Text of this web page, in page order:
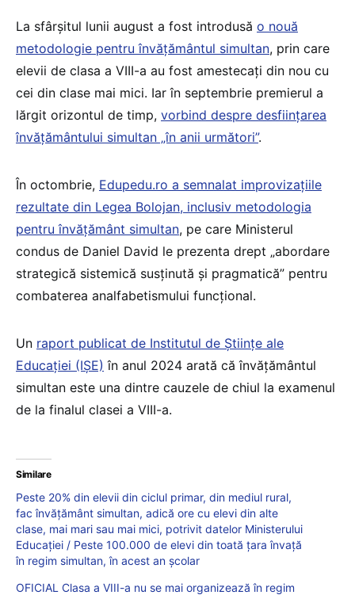
La sfârșitul lunii august a fost introdusă o nouă
metodologie pentru învățământul simultan, prin care
elevii de clasa a VIII-a au fost amestecați din nou cu
cei din clase mai mici. Iar în septembrie premierul a
lărgit orizontul de timp, vorbind despre desființarea
învățământului simultan „în anii următori”.
În octombrie, Edupedu.ro a semnalat improvizațiile
rezultate din Legea Bolojan, inclusiv metodologia
pentru învățământ simultan, pe care Ministerul
condus de Daniel David le prezenta drept „abordare
strategică sistemică susținută și pragmatică” pentru
combaterea analfabetismului funcțional.
Un raport publicat de Institutul de Științe ale
Educației (IȘE) în anul 2024 arată că învățământul
simultan este una dintre cauzele de chiul la examenul
de la finalul clasei a VIII-a.
Similare
Peste 20% din elevii din ciclul primar, din mediul rural,
fac învățământ simultan, adică ore cu elevi din alte
clase, mai mari sau mai mici, potrivit datelor Ministerului
Educației / Peste 100.000 de elevi din toată țara învață
în regim simultan, în acest an școlar
OFICIAL Clasa a VIII-a nu se mai organizează în regim